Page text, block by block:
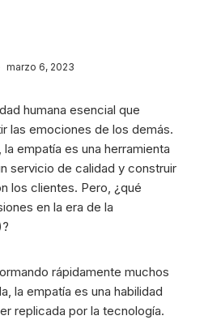
marzo 6, 2023
humana esencial que
las emociones de los demás.
empatía es una herramienta
servicio de calidad y construir
los clientes. Pero, ¿qué
en la era de la
rápidamente muchos
la empatía es una habilidad
replicada por la tecnología.